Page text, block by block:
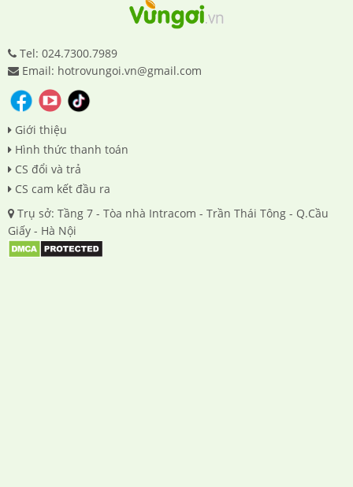
Tel: 024.7300.7989
Email: hotrovungoi.vn@gmail.com
Giới thiệu
Hình thức thanh toán
CS đổi và trả
CS cam kết đầu ra
Trụ sở: Tầng 7 - Tòa nhà Intracom - Trần Thái Tông - Q.Cầu
Giấy - Hà Nội